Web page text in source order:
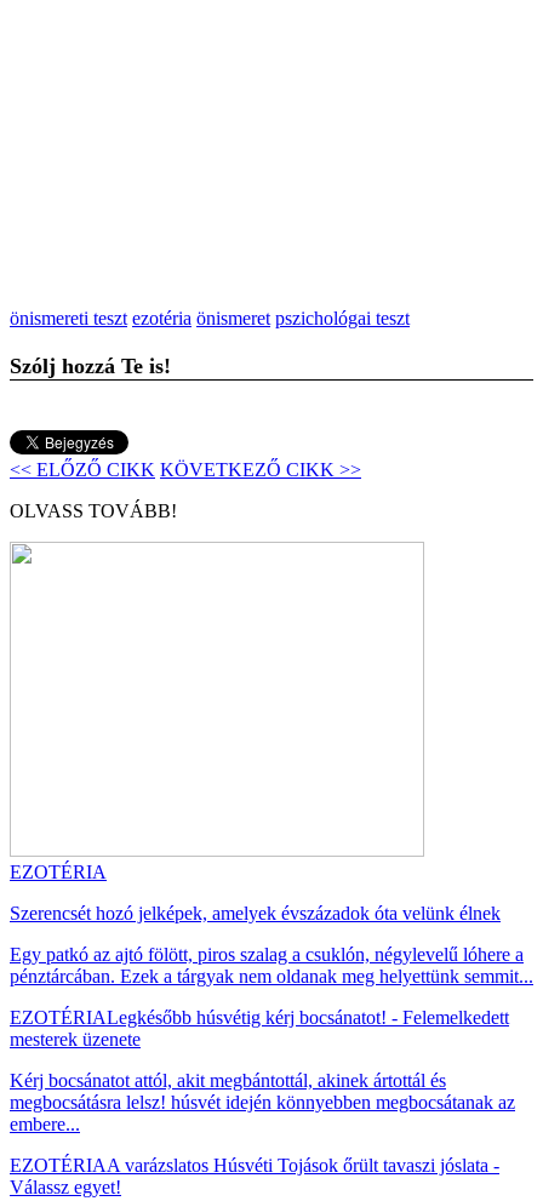
önismereti teszt ezotéria önismeret pszichológai teszt
Szólj hozzá Te is!
<< ELŐZŐ CIKK KÖVETKEZŐ CIKK >>
OLVASS TOVÁBB!
EZOTÉRIA
Szerencsét hozó jelképek, amelyek évszázadok óta velünk élnek
Egy patkó az ajtó fölött, piros szalag a csuklón, négylevelű lóhere a
pénztárcában. Ezek a tárgyak nem oldanak meg helyettünk semmit...
EZOTÉRIALegkésőbb húsvétig kérj bocsánatot! - Felemelkedett
mesterek üzenete
Kérj bocsánatot attól, akit megbántottál, akinek ártottál és
megbocsátásra lelsz! húsvét idején könnyebben megbocsátanak az
embere...
EZOTÉRIAA varázslatos Húsvéti Tojások őrült tavaszi jóslata -
Válassz egyet!